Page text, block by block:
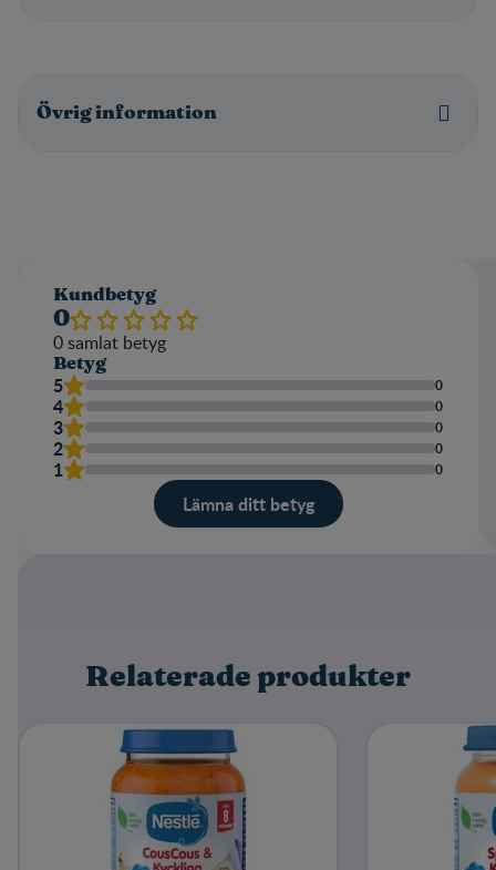
Övrig information
Kundbetyg
0
0samlat betyg
Betyg
5 0
4 0
3 0
2 0
1 0
Lämna ditt betyg
Write a review
Relaterade produkter